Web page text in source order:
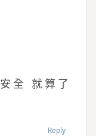
全 就算了
Reply